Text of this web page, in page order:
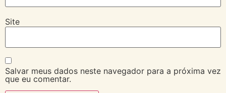
Site
Salvar meus dados neste navegador para a próxima vez
que eu comentar.